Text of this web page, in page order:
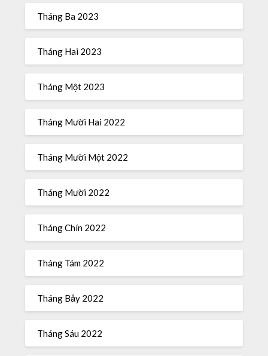
Tháng Ba 2023
Tháng Hai 2023
Tháng Một 2023
Tháng Mười Hai 2022
Tháng Mười Một 2022
Tháng Mười 2022
Tháng Chín 2022
Tháng Tám 2022
Tháng Bảy 2022
Tháng Sáu 2022